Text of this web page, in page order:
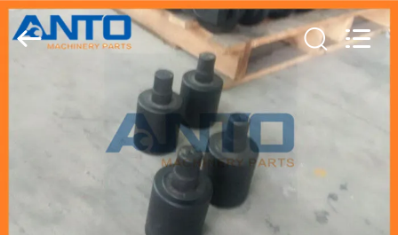
Guangzhou
Machinery
Parts
Co.,Ltd..